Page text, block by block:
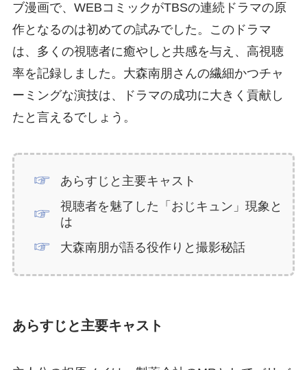
ブ漫画で、WEBコミックがTBSの連続ドラマの原
作となるのは初めての試みでした。このドラマ
は、多くの視聴者に癒やしと共感を与え、高視聴
率を記録しました。大森南朋さんの繊細かつチャ
ーミングな演技は、ドラマの成功に大きく貢献し
たと言えるでしょう。
あらすじと主要キャスト
視聴者を魅了した「おじキュン」現象と
は
大森南朋が語る役作りと撮影秘話
あらすじと主要キャスト